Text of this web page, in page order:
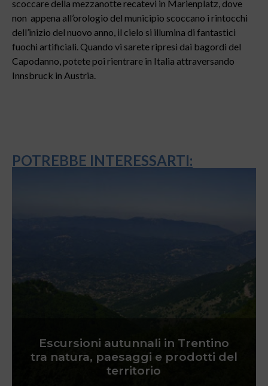
scoccare della mezzanotte recatevi in Marienplatz, dove
non appena all’orologio del municipio scoccano i rintocchi
dell’inizio del nuovo anno, il cielo si illumina di fantastici
fuochi artificiali. Quando vi sarete ripresi dai bagordi del
Capodanno, potete poi rientrare in Italia attraversando
Innsbruck in Austria.
POTREBBE INTERESSARTI:
Escursioni autunnali in Trentino
tra natura, paesaggi e prodotti del
territorio